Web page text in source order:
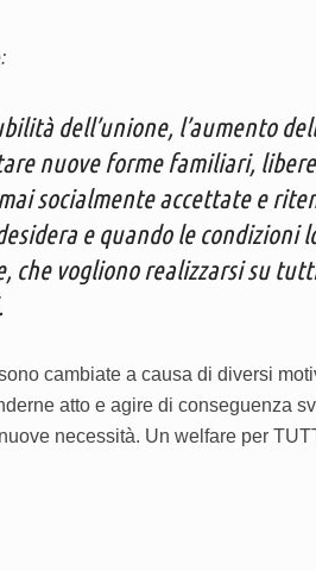
dell’unione, l’aumento
nuove forme familiari,
socialmente accettate e
e quando le condizioni
che vogliono realizzarsi su
cambiate a causa di diversi
atto e agire di conseguenza
necessità. Un welfare per